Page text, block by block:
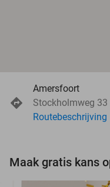
Amersfoort
Stockholmweg 33
Routebeschrijving